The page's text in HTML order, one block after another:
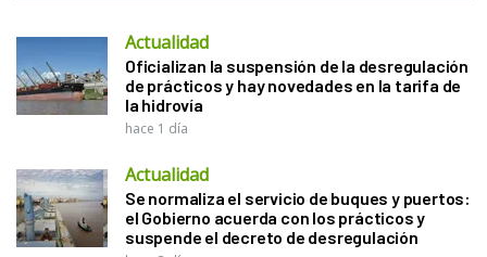
Actualidad
Oficializan la suspensión de la desregulación
de prácticos y hay novedades en la tarifa de
la hidrovía
hace 1 día
Actualidad
Se normaliza el servicio de buques y puertos:
el Gobierno acuerda con los prácticos y
suspende el decreto de desregulación